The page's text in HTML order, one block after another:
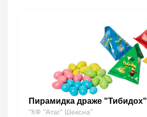
Пирамидка драже "Тибидох"
"КФ "Атаг" Шексна"